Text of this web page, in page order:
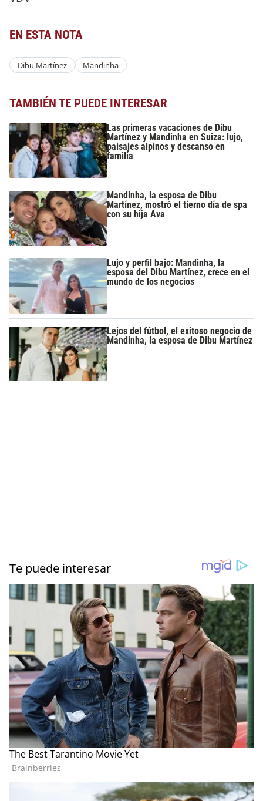
EN ESTA NOTA
Dibu Martínez Mandinha
TAMBIÉN TE PUEDE INTERESAR
Las primeras vacaciones de Dibu
Martínez y Mandinha en Suiza: lujo,
paisajes alpinos y descanso en
familia
Mandinha, la esposa de Dibu
Martínez, mostró el tierno día de spa
con su hija Ava
Lujo y perfil bajo: Mandinha, la
esposa del Dibu Martínez, crece en el
mundo de los negocios
Lejos del fútbol, el exitoso negocio de
Mandinha, la esposa de Dibu Martínez